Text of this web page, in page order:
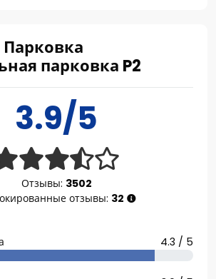
парковка P2
3.9/5
Отзывы: 3502
отзывы: 32
4.3 / 5